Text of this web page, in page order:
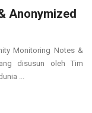
Anonymized
Monitoring Notes &
disusun oleh Tim
...